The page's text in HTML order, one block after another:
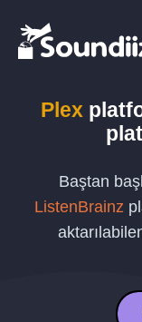
Plex
Baştan
ListenBrainz